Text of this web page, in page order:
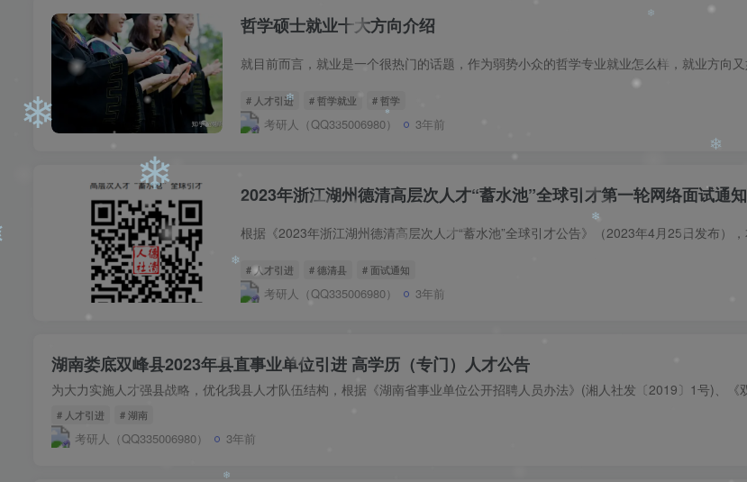
哲学硕士就业十大方向介绍
# 人才引进 # 哲学就业 # 哲学
考研人（QQ335006980） 3年前
2023年浙江湖州德清高层次人才“蓄水池”全球引才第一轮网络面试通知
# 人才引进 # 德清县 # 面试通知
考研人（QQ335006980） 3年前
湖南娄底双峰县2023年县直事业单位引进 高学历（专门）人才公告
# 人才引进 # 湖南
考研人（QQ335006980） 3年前
❄
❄
❄
❄
❄ ❄